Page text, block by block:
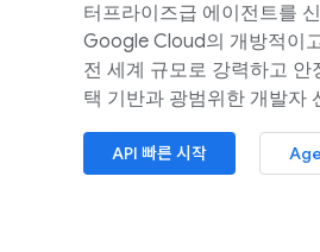
터프라이즈급 에이전트를
Google Cloud의 개방적이
전 세계 규모로 강력하고
택 기반과 광범위한 개발자
API 빠른 시작